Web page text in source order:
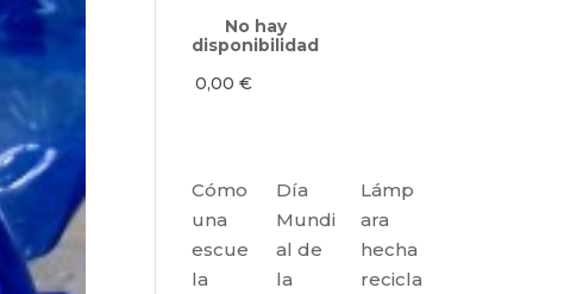
No hay
disponibilidad
0,00€
Cómo
una
escue
la
Día
Mundi
al de
la
Lámp
ara
hecha
recicla